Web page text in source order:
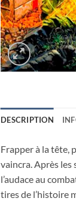
DESCRIPTION
Frapper à la tête,
vaincra. Après les
l’audace au
tires de l’histoire